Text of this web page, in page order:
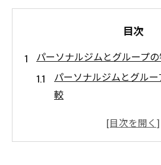
目次
パーソナルジムとグループ
パーソナルジムとグル
較
パーソナルジム選びで